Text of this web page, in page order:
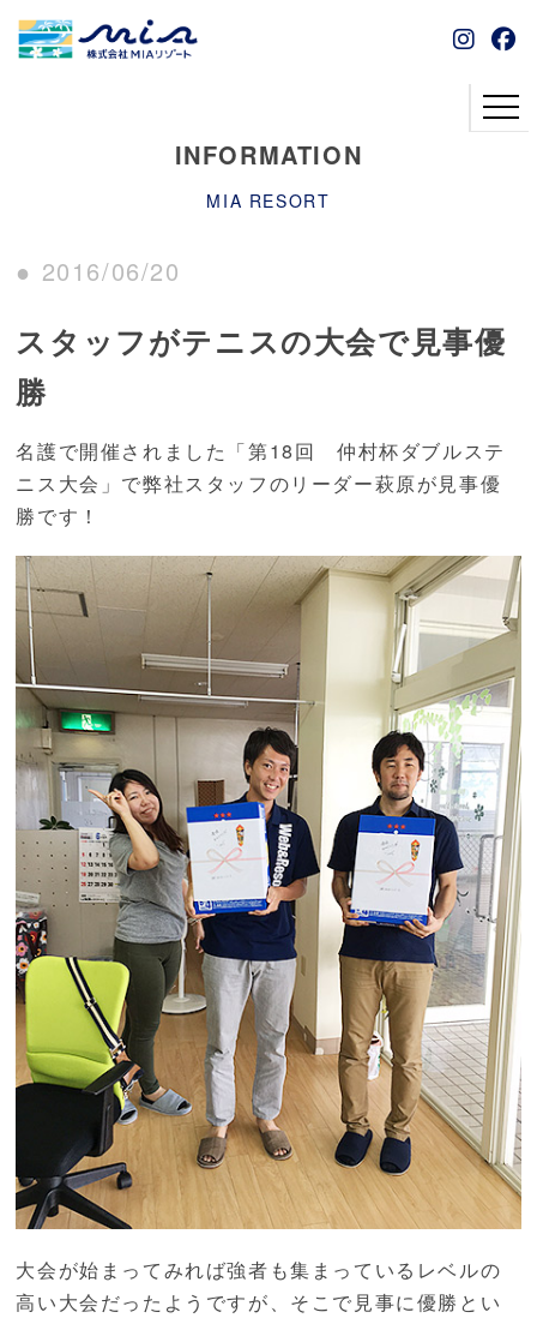
INFORMATION
MIA RESORT
● 2016/06/20
スタッフがテニスの大会で見事優
勝
名護で開催されました「第18回 仲村杯ダブルステ
ニス大会」で弊社スタッフのリーダー萩原が見事優
勝です！
大会が始まってみれば強者も集まっているレベルの
高い大会だったようですが、そこで見事に優勝とい